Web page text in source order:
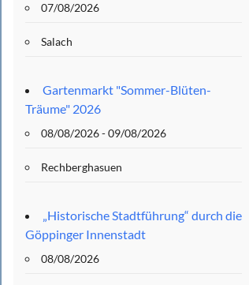
07/08/2026
Salach
Gartenmarkt "Sommer-Blüten-
Träume" 2026
08/08/2026 - 09/08/2026
Rechberghasuen
„Historische Stadtführung“ durch die
Göppinger Innenstadt
08/08/2026